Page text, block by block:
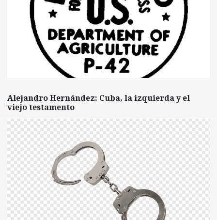
Alejandro Hernández: Cuba, la izquierda y el
viejo testamento